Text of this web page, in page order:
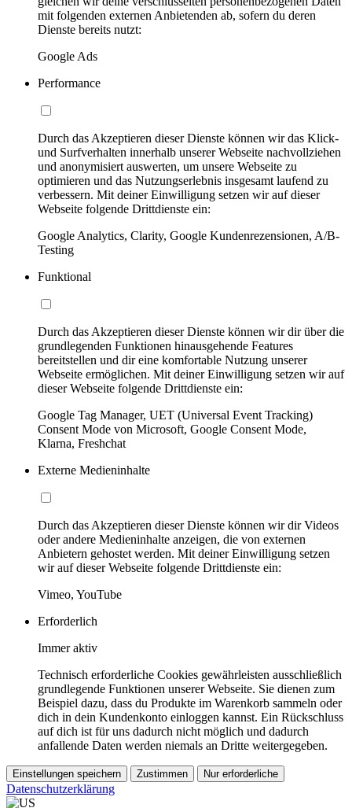
mit folgenden externen Anbietenden ab, sofern du deren
Dienste bereits nutzt:
Google Ads
Performance
Durch das Akzeptieren dieser Dienste können wir das Klick-
und Surfverhalten innerhalb unserer Webseite nachvollziehen
und anonymisiert auswerten, um unsere Webseite zu
optimieren und das Nutzungserlebnis insgesamt laufend zu
verbessern. Mit deiner Einwilligung setzen wir auf dieser
Webseite folgende Drittdienste ein:
Google Analytics, Clarity, Google Kundenrezensionen, A/B-
Testing
Funktional
Durch das Akzeptieren dieser Dienste können wir dir über die
grundlegenden Funktionen hinausgehende Features
bereitstellen und dir eine komfortable Nutzung unserer
Webseite ermöglichen. Mit deiner Einwilligung setzen wir auf
dieser Webseite folgende Drittdienste ein:
Google Tag Manager, UET (Universal Event Tracking)
Consent Mode von Microsoft, Google Consent Mode,
Klarna, Freshchat
Externe Medieninhalte
Durch das Akzeptieren dieser Dienste können wir dir Videos
oder andere Medieninhalte anzeigen, die von externen
Anbietern gehostet werden. Mit deiner Einwilligung setzen
wir auf dieser Webseite folgende Drittdienste ein:
Vimeo, YouTube
Erforderlich
Immer aktiv
Technisch erforderliche Cookies gewährleisten ausschließlich
grundlegende Funktionen unserer Webseite. Sie dienen zum
Beispiel dazu, dass du Produkte im Warenkorb sammeln oder
dich in dein Kundenkonto einloggen kannst. Ein Rückschluss
auf dich ist für uns dadurch nicht möglich und dadurch
anfallende Daten werden niemals an Dritte weitergegeben.
Einstellungen speichern Zustimmen Nur erforderliche
Datenschutzerklärung